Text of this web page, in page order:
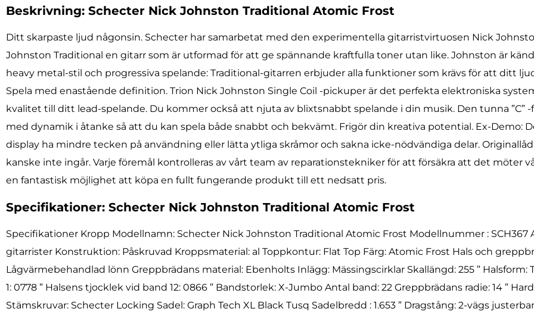
Beskrivning: Schecter Nick Johnston Traditional Atomic Frost
Ditt skarpaste ljud någonsin. Schecter har samarbetat med den experimentella gitarristvirtuosen Nick
Johnston Traditional en gitarr som är utformad för att ge spännande kraftfulla toner utan like. Johnston är
heavy metal-stil och progressiva spelande: Traditional-gitarren erbjuder alla funktioner som krävs för att ditt
Spela med enastående definition. Trion Nick Johnston Single Coil -pickuper är det perfekta elektroniska
kvalitet till ditt lead-spelande. Du kommer också att njuta av blixtsnabbt spelande i din musik. Den tunna ”C”
med dynamik i åtanke så att du kan spela både snabbt och bekvämt. Frigör din kreativa potential. Ex-Demo:
display ha mindre tecken på användning eller lätta ytliga skråmor och sakna icke-nödvändiga delar.
kanske inte ingår. Varje föremål kontrolleras av vårt team av reparationstekniker för att försäkra att det möter
en fantastisk möjlighet att köpa en fullt fungerande produkt till ett nedsatt pris.
Specifikationer: Schecter Nick Johnston Traditional Atomic Frost
Specifikationer Kropp Modellnamn: Schecter Nick Johnston Traditional Atomic Frost Modellnummer : SCH367
gitarrister Konstruktion: Påskruvad Kroppsmaterial: al Toppkontur: Flat Top Färg: Atomic Frost Hals och
Lågvärmebehandlad lönn Greppbrädans material: Ebenholts Inlägg: Mässingscirklar Skallängd: 255 ” Halsform:
1: 0778 ” Halsens tjocklek vid band 12: 0866 ” Bandstorlek: X-Jumbo Antal band: 22 Greppbrädans radie: 14 ”
Stämskruvar: Schecter Locking Sadel: Graph Tech XL Black Tusq Sadelbredd : 1.653 ” Dragstång: 2-vägs